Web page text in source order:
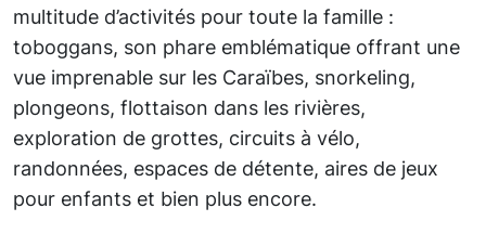
multitude d’activités pour toute la famille :
toboggans, son phare emblématique offrant une
vue imprenable sur les Caraïbes, snorkeling,
plongeons, flottaison dans les rivières,
exploration de grottes, circuits à vélo,
randonnées, espaces de détente, aires de jeux
pour enfants et bien plus encore.